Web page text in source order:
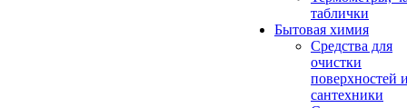
таблички
Бытовая химия
Средства для
очистки
поверхностей
сантехники